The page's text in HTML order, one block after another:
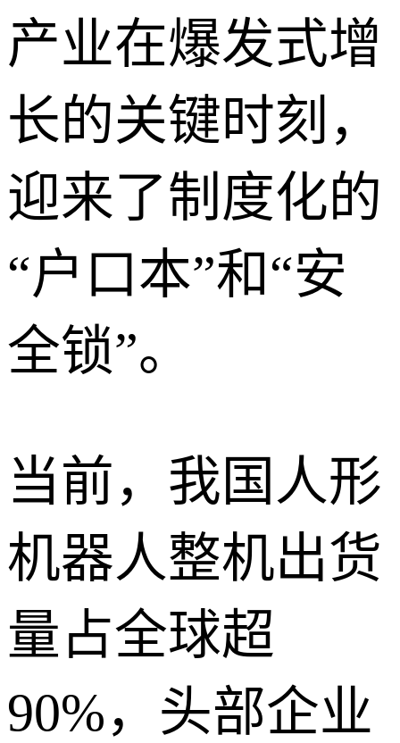
产业在爆发式增
长的关键时刻，
迎来了制度化的
“户口本”和“安
全锁”。
当前，我国人形
机器人整机出货
量占全球超
90%，头部企业